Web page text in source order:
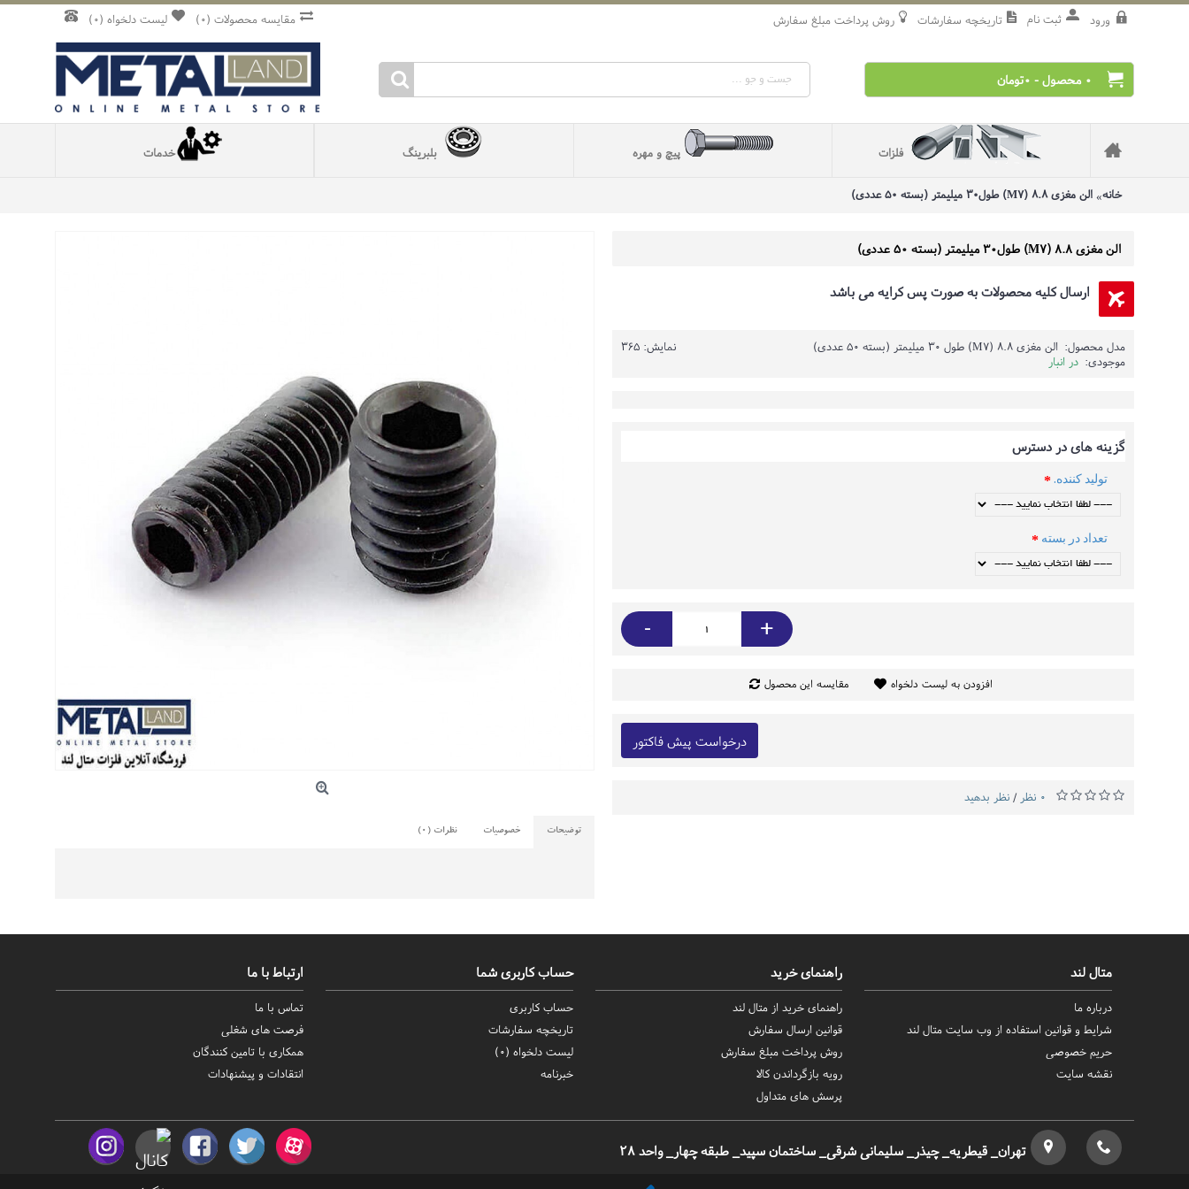
لیست دلخواه (0
) مقایسه محصولات (0
) روش‌ پرداخت مبلغ سفارش تاریخچه سفارشات ثبت نام ورود
0 محصول - 0تومان
فلزات پیچ و مهره بلبرینگ خدمات
خانه الن مغزی 8.8 (M7) طول30 میلیمتر (بسته 50 عددی)
توضیحات خصوصیات نظرات (0)
الن مغزی 8.8 (M7) طول30 میلیمتر (بسته 50 عددی)
ارسال کلیه محصولات به صورت پس کرایه می باشد
نمایش: 365 مدل محصول: الن مغزی 8.8 (M7) طول 30 میلیمتر (بسته 50 عددی)
موجودی: در انبار
گزینه های در دسترس
تولید کننده.
تعداد در بسته
- +
افزودن به لیست دلخواه مقایسه این محصول
درخواست پیش فاکتور
0 نظر / نظر بدهید
متال لند
درباره ما
شرایط و قوانین استفاده از وب سایت متال لند
حریم خصوصی
نقشه سایت
راهنمای خرید
راهنمای خرید از متال لند
قوانین ارسال سفارش
روش‌ پرداخت مبلغ سفارش
رویه بازگرداندن کالا
پرسش های متداول
حساب کاربری شما
حساب کاربری
تاریخچه سفارشات
لیست دلخواه (0
)
خبرنامه
ارتباط با ما
تماس با ما
فرصت های شغلی
همکاری با تامین کنندگان
انتقادات و پیشنهادات
تهران_ قیطریه_ چیذر_ سلیمانی شرقی_ ساختمان سپید_ طبقه چهار_ واحد 28